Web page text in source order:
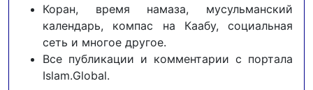
Коран, время намаза, мусульманский
календарь, компас на Каабу, социальная
сеть и многое другое.
Все публикации и комментарии с портала
Islam.Global.